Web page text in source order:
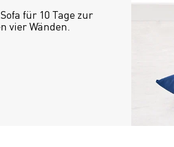
für 10 Tage zur
vier Wänden.